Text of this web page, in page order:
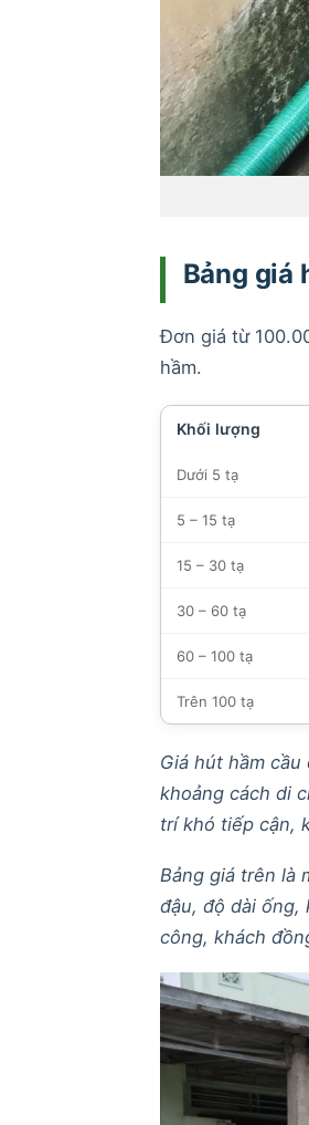
Bảng giá
Đơn giá từ
hầm.
Khối lượng
Dưới 5 tạ
5 – 15 tạ
15 – 30 tạ
30 – 60 tạ
60 – 100 tạ
Trên 100 tạ
Giá hút hầm
khoảng cách di
trí khó tiếp cận,
Bảng giá trên là
đậu, độ dài ống,
công, khách